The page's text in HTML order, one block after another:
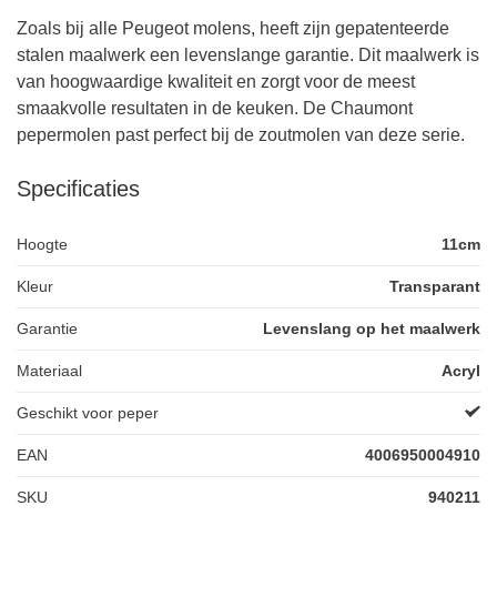
Zoals bij alle Peugeot molens, heeft zijn gepatenteerde
stalen maalwerk een levenslange garantie. Dit maalwerk is
van hoogwaardige kwaliteit en zorgt voor de meest
smaakvolle resultaten in de keuken. De Chaumont
pepermolen past perfect bij de zoutmolen van deze serie.
Specificaties
Hoogte 11cm
Kleur Transparant
Garantie Levenslang op het maalwerk
Materiaal Acryl
Geschikt voor peper
EAN 4006950004910
SKU 940211